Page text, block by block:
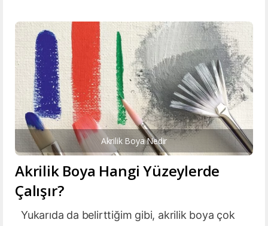
Akrilik Boya Nedir
Akrilik Boya Hangi Yüzeylerde
Çalışır?
Yukarıda da belirttiğim gibi, akrilik boya çok